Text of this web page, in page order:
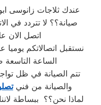
عندك ثلاجات زانوسى
صيانة؟؟ لا تتردد في
اتصل الان
نستقبل اتصالاتكم
الساعة
تتم الصيانة في ظل
والصيانة من فني
لماذا نحن؟؟ ببساطة